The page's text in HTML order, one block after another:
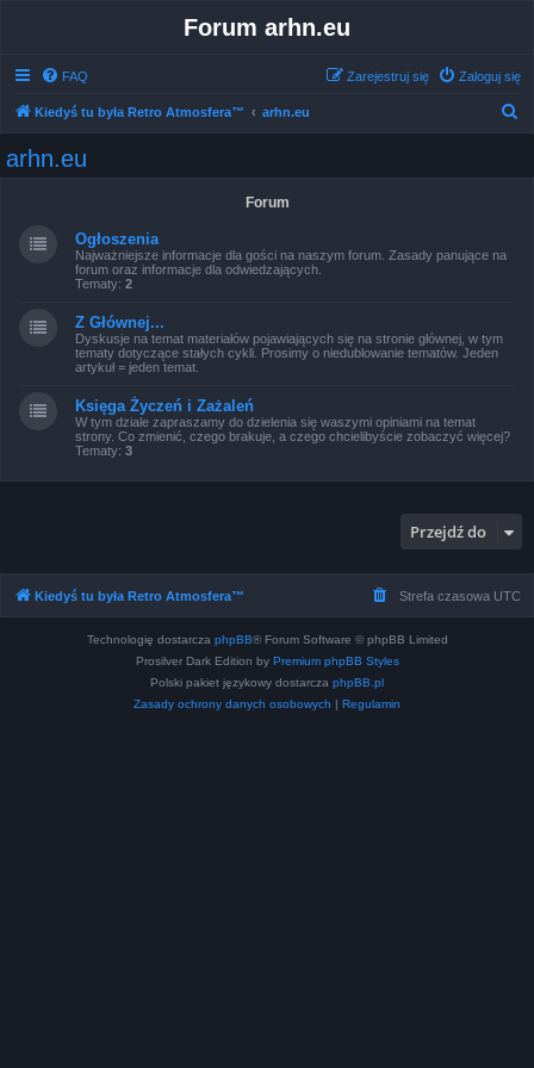
Forum arhn.eu
FAQ Zaloguj się
Zarejestruj się
Kiedyś tu była Retro Atmosfera™ arhn.eu
arhn.eu
Forum
Ogłoszenia
Najważniejsze informacje dla gości na naszym forum. Zasady panujące na
forum oraz informacje dla odwiedzających.
Tematy: 2
Z Głównej...
Dyskusje na temat materiałów pojawiających się na stronie głównej, w tym
tematy dotyczące stałych cykli. Prosimy o niedublowanie tematów. Jeden
artykuł = jeden temat.
Księga Życzeń i Zażaleń
W tym dziale zapraszamy do dzielenia się waszymi opiniami na temat
strony. Co zmienić, czego brakuje, a czego chcielibyście zobaczyć więcej?
Tematy: 3
Przejdź do
Kiedyś tu była Retro Atmosfera™ Strefa czasowa UTC
Technologię dostarcza phpBB® Forum Software © phpBB Limited
Prosilver Dark Edition by Premium phpBB Styles
Polski pakiet językowy dostarcza phpBB.pl
Zasady ochrony danych osobowych | Regulamin